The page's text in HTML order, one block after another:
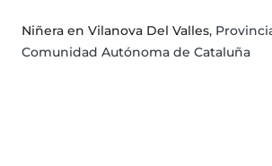
Niñera en Vilanova Del Valles,
Comunidad Autónoma de Cataluña